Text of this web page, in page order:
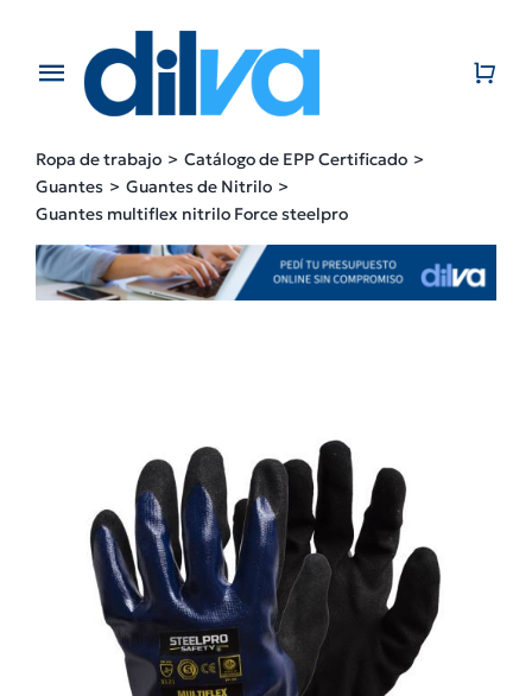
contentToggle
EMPRESA
PRODUCTOS
Ropa de trabajo
Catálogo de EPP Certificado
Guantes
Guantes de Nitrilo
Guantes multiflex nitrilo Force steelpro